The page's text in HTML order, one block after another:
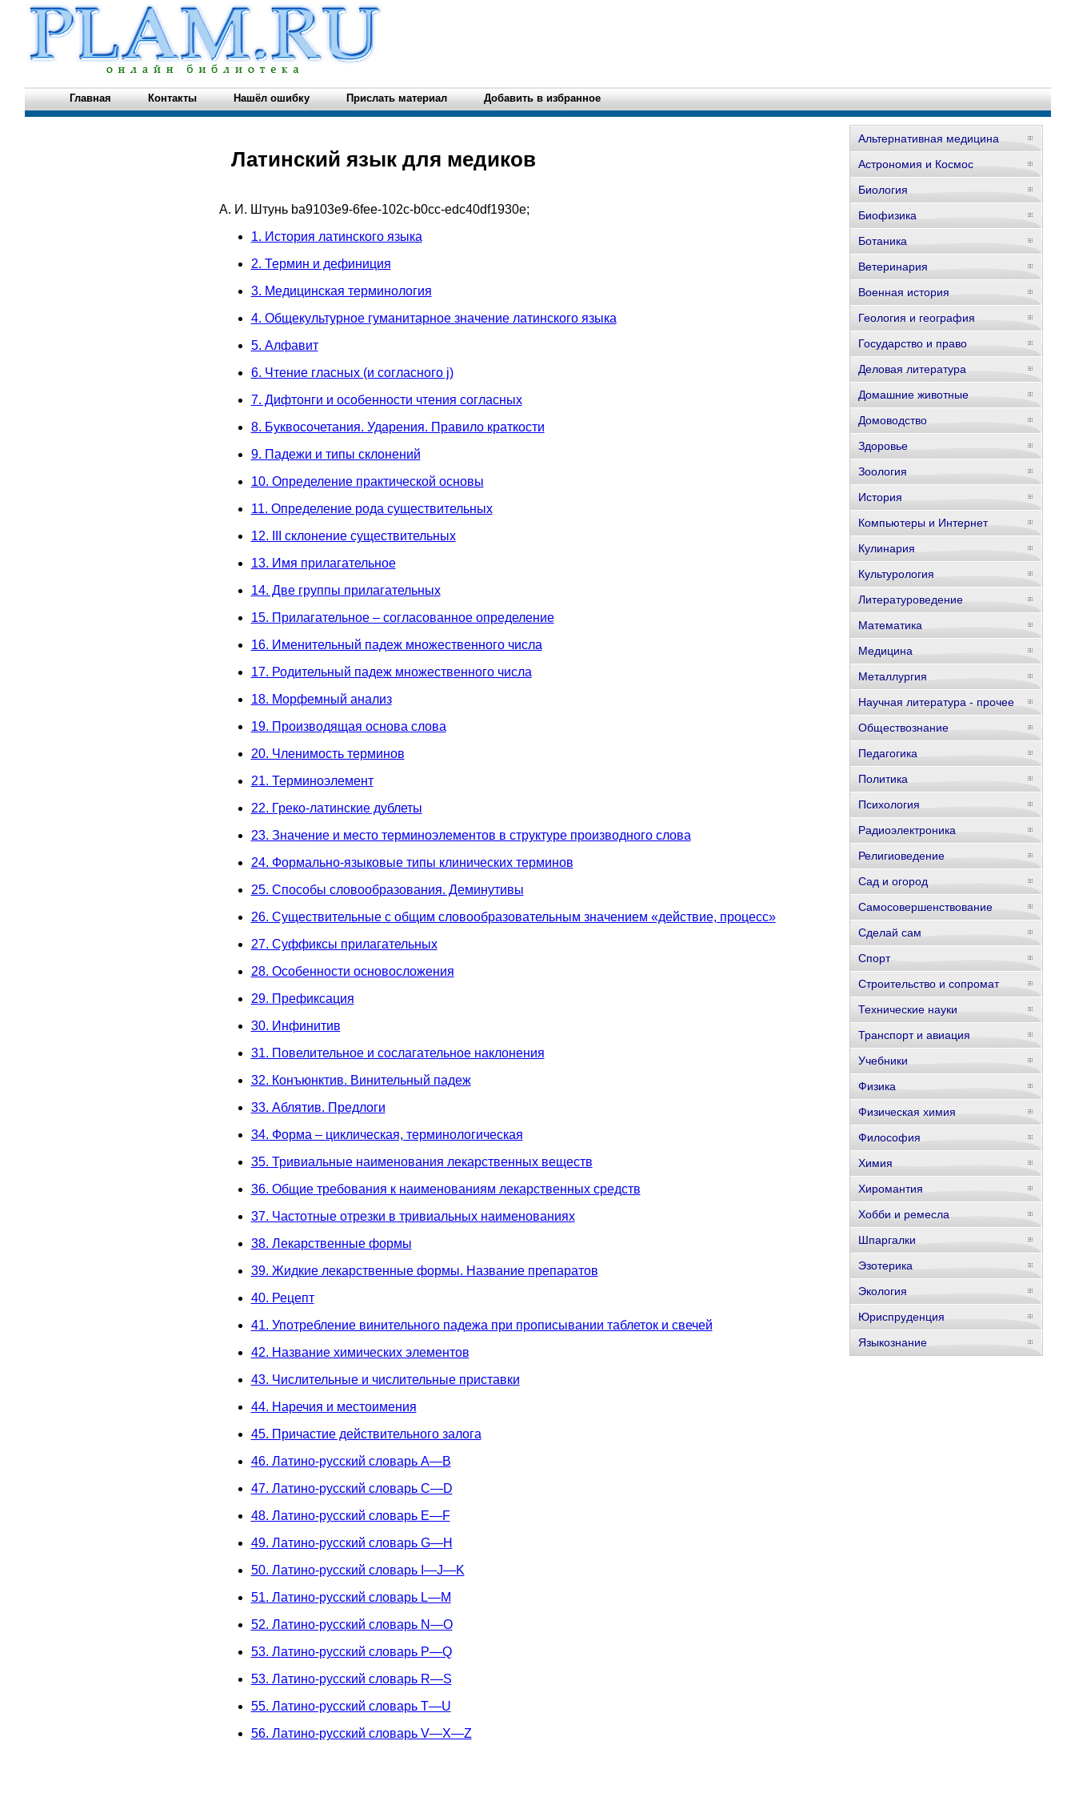
Главная Контакты Нашёл ошибку Прислать материал Добавить в избранное
Латинский язык для медиков
А. И. Штунь ba9103e9-6fee-102c-b0cc-edc40df1930e;
1. История латинского языка
2. Термин и дефиниция
3. Медицинская терминология
4. Общекультурное гуманитарное значение латинского языка
5. Алфавит
6. Чтение гласных (и согласного j)
7. Дифтонги и особенности чтения согласных
8. Буквосочетания. Ударения. Правило краткости
9. Падежи и типы склонений
10. Определение практической основы
11. Определение рода существительных
12. III склонение существительных
13. Имя прилагательное
14. Две группы прилагательных
15. Прилагательное – согласованное определение
16. Именительный падеж множественного числа
17. Родительный падеж множественного числа
18. Морфемный анализ
19. Производящая основа слова
20. Членимость терминов
21. Терминоэлемент
22. Греко-латинские дублеты
23. Значение и место терминоэлементов в структуре производного слова
24. Формально-языковые типы клинических терминов
25. Способы словообразования. Деминутивы
26. Существительные с общим словообразовательным значением «действие, процесс»
27. Суффиксы прилагательных
28. Особенности основосложения
29. Префиксация
30. Инфинитив
31. Повелительное и сослагательное наклонения
32. Конъюнктив. Винительный падеж
33. Аблятив. Предлоги
34. Форма – циклическая, терминологическая
35. Тривиальные наименования лекарственных веществ
36. Общие требования к наименованиям лекарственных средств
37. Частотные отрезки в тривиальных наименованиях
38. Лекарственные формы
39. Жидкие лекарственные формы. Название препаратов
40. Рецепт
41. Употребление винительного падежа при прописывании таблеток и свечей
42. Название химических элементов
43. Числительные и числительные приставки
44. Наречия и местоимения
45. Причастие действительного залога
46. Латино-русский словарь А—В
47. Латино-русский словарь C—D
48. Латино-русский словарь E—F
49. Латино-русский словарь G—H
50. Латино-русский словарь I—J—K
51. Латино-русский словарь L—M
52. Латино-русский словарь N—O
53. Латино-русский словарь P—Q
53. Латино-русский словарь R—S
55. Латино-русский словарь T—U
56. Латино-русский словарь V—X—Z
Альтернативная медицина
Астрономия и Космос
Биология
Биофизика
Ботаника
Ветеринария
Военная история
Геология и география
Государство и право
Деловая литература
Домашние животные
Домоводство
Здоровье
Зоология
История
Компьютеры и Интернет
Кулинария
Культурология
Литературоведение
Математика
Медицина
Металлургия
Научная литература - прочее
Обществознание
Педагогика
Политика
Психология
Радиоэлектроника
Религиоведение
Сад и огород
Самосовершенствование
Сделай сам
Спорт
Строительство и сопромат
Технические науки
Транспорт и авиация
Учебники
Физика
Физическая химия
Философия
Химия
Хиромантия
Хобби и ремесла
Шпаргалки
Эзотерика
Экология
Юриспруденция
Языкознание